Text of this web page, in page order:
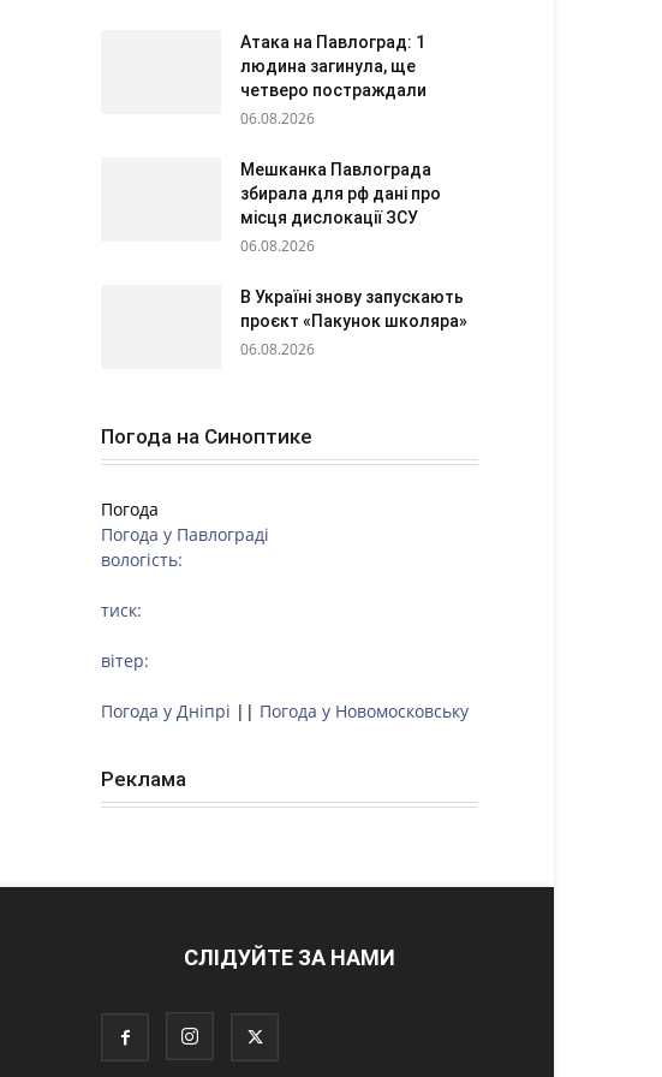
Атака на Павлоград: 1
людина загинула, ще
четверо постраждали
06.08.2026
Мешканка Павлограда
збирала для рф дані про
місця дислокації ЗСУ
06.08.2026
В Україні знову запускають
проєкт «Пакунок школяра»
06.08.2026
Погода на Синоптике
Погода
Погода у Павлограді
вологість:
тиск:
вітер:
Погода у Дніпрі || Погода у Новомосковську
Реклама
СЛІДУЙТЕ ЗА НАМИ